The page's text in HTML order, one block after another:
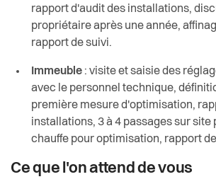
rapport d'audit des installations,
propriétaire après une année,
rapport de suivi.
Immeuble : visite et saisie des
avec le personnel technique,
première mesure d'optimisation,
installations, 3 à 4 passages sur site
chauffe pour optimisation, rapport
Ce que l'on attend de vous